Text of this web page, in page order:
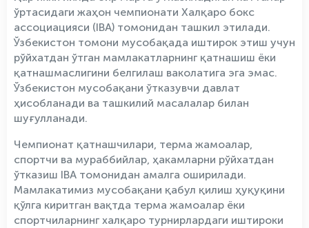
ўртасидаги жаҳон чемпионати Халқаро бокс
ассоциацияси (IBA) томонидан ташкил этилади.
Ўзбекистон томони мусобақада иштирок этиш учун
рўйхатдан ўтган мамлакатларнинг қатнашиш ёки
қатнашмаслигини белгилаш ваколатига эга эмас.
Ўзбекистон мусобақани ўтказувчи давлат
ҳисобланади ва ташкилий масалалар билан
шуғулланади.
Чемпионат қатнашчилари, терма жамоалар,
спортчи ва мураббийлар, ҳакамларни рўйхатдан
ўтказиш IBA томонидан амалга оширилади.
Мамлакатимиз мусобақани қабул қилиш ҳуқуқини
қўлга киритган вақтда терма жамоалар ёки
спортчиларнинг халқаро турнирлардаги иштироки